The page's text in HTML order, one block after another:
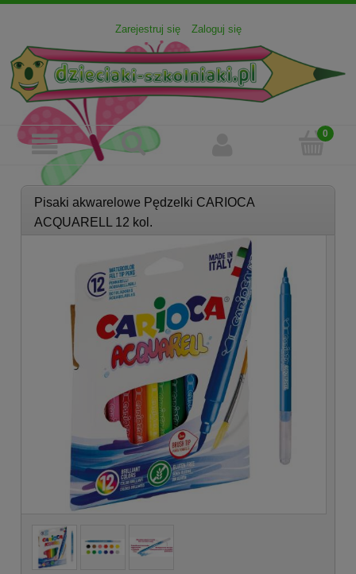
Zarejestruj się Zaloguj się
Pisaki akwarelowe Pędzelki CARIOCA
ACQUARELL 12 kol.